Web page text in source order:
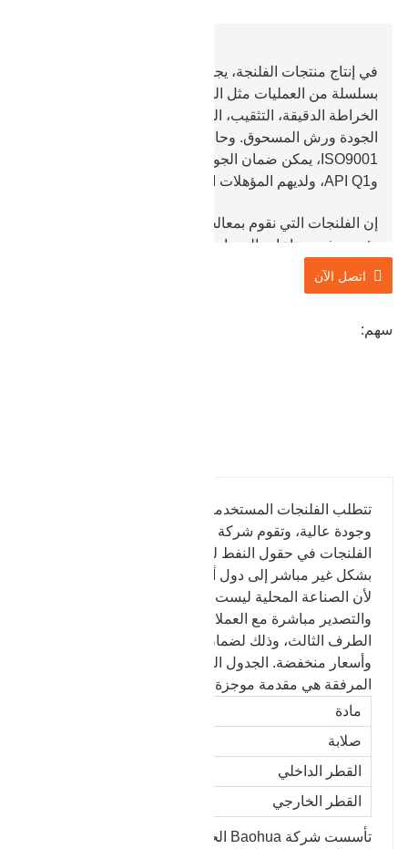
بسلسلة من العمليات مثل الصب الفارغ، القطع الخشن،
الخراطة الدقيقة، التثقيب، الحفر، المعالجة الحرارية، فحص
الجودة ورش المسحوق. وحاصل على شهادة الجودة
وAPI Q1، ولديهم المؤهلات اللازمة لتلبية الإنتاج.
إن الفلنجات التي نقوم بمعالجتها وإنتاجها تستخدم بشكل
رئيسي في صناعات المعدات وآلات البترول والبناء. المواد
المستخدمة في المعالجة والإنتاج مرنة ويمكن تشكيلها وفقًا
للشكل والحجم المقدم من العملاء.
اتصل الآن
سهم:
تتطلب الفلنجات المستخدمة في حقول النفط ختمًا قويًا
الفلنجات في حقول النفط لسنوات عديدة وتقوم بتصديرها
بشكل غير مباشر إلى دول أجنبية - ألمانيا وروسيا. نظرًا
لأن الصناعة المحلية ليست مثالية، فإننا نريد الاستيراد
والتصدير مباشرة مع العملاء الأجانب، وتجنب رسوم
الطرف الثالث، وذلك لضمان منتجات عالية الجودة
وأسعار منخفضة. الجدول التالي هو معلومات هذا المنتج.
المرفقة هي مقدمة موجزة عن شركتنا.
مادة
صلابة
القطر الداخلي
القطر الخارجي